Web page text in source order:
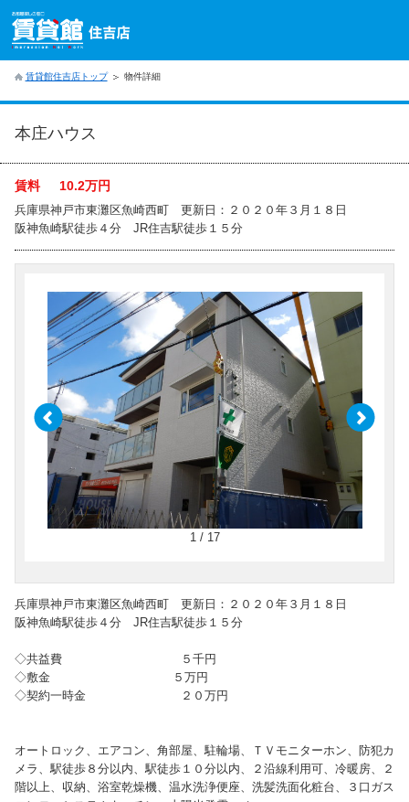
賃貸館住吉店トップ 物件詳細
本庄ハウス
賃料 10.2万円
兵庫県神戸市東灘区魚崎西町 更新日：２０２０年３月１８日
阪神魚崎駅徒歩４分 JR住吉駅徒歩１５分
1 / 17
兵庫県神戸市東灘区魚崎西町 更新日：２０２０年３月１８日
阪神魚崎駅徒歩４分 JR住吉駅徒歩１５分
◇共益費 ５千円
◇敷金 ５万円
◇契約一時金 ２０万円
オートロック、エアコン、角部屋、駐輪場、ＴＶモニターホン、防犯カ
メラ、駅徒歩８分以内、駅徒歩１０分以内、２沿線利用可、冷暖房、２
階以上、収納、浴室乾燥機、温水洗浄便座、洗髪洗面化粧台、３口ガス